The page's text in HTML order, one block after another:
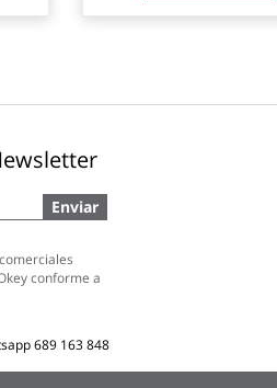
Enviar
conforme a
689 163 848